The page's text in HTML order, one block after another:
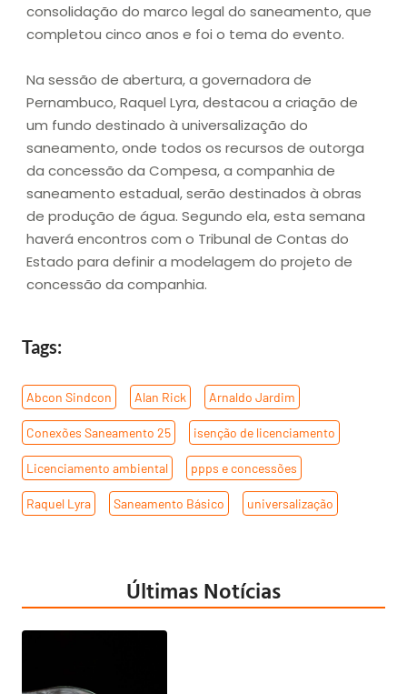
consolidação do marco legal do saneamento, que
completou cinco anos e foi o tema do evento.
Na sessão de abertura, a governadora de
Pernambuco, Raquel Lyra, destacou a criação de
um fundo destinado à universalização do
saneamento, onde todos os recursos de outorga
da concessão da Compesa, a companhia de
saneamento estadual, serão destinados à obras
de produção de água. Segundo ela, esta semana
haverá encontros com o Tribunal de Contas do
Estado para definir a modelagem do projeto de
concessão da companhia.
Tags:
Abcon Sindcon Alan Rick Arnaldo Jardim
Conexões Saneamento 25 isenção de licenciamento
Licenciamento ambiental ppps e concessões
Raquel Lyra Saneamento Básico universalização
Últimas Notícias